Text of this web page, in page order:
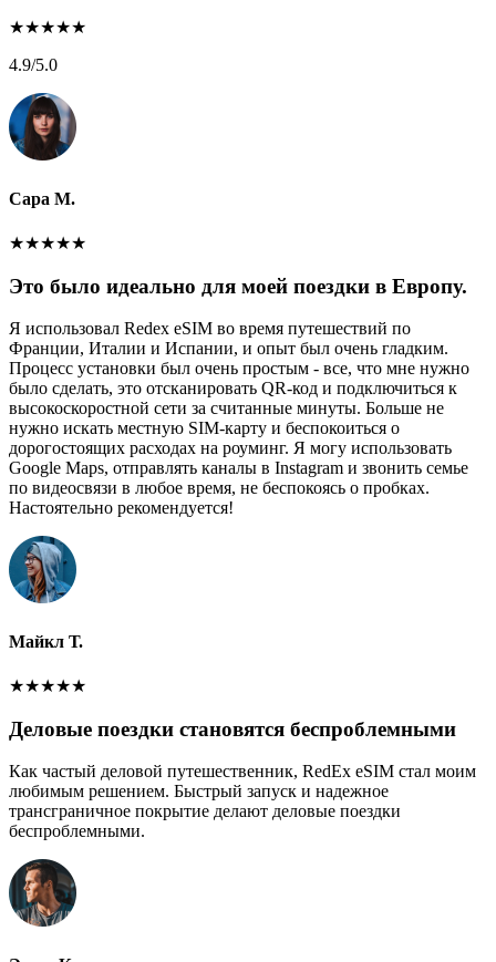
★★★★★
4.9/5.0
Сара М.
★★★★★
Это было идеально для моей поездки в Европу.
Я использовал Redex eSIM во время путешествий по
Франции, Италии и Испании, и опыт был очень гладким.
Процесс установки был очень простым - все, что мне нужно
было сделать, это отсканировать QR-код и подключиться к
высокоскоростной сети за считанные минуты. Больше не
нужно искать местную SIM-карту и беспокоиться о
дорогостоящих расходах на роуминг. Я могу использовать
Google Maps, отправлять каналы в Instagram и звонить семье
по видеосвязи в любое время, не беспокоясь о пробках.
Настоятельно рекомендуется!
Майкл Т.
★★★★★
Деловые поездки становятся беспроблемными
Как частый деловой путешественник, RedEx eSIM стал моим
любимым решением. Быстрый запуск и надежное
трансграничное покрытие делают деловые поездки
беспроблемными.